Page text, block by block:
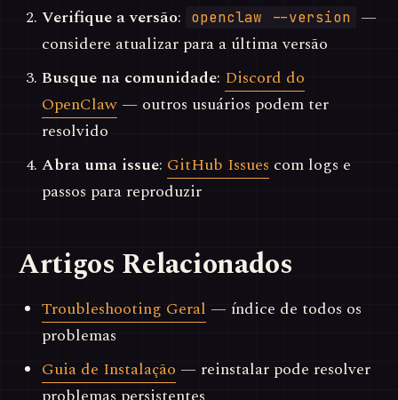
Verifique a versão: openclaw --version
—
considere atualizar para a última versão
Busque na comunidade: Discord do
OpenClaw — outros usuários podem ter
resolvido
Abra uma issue: GitHub Issues com logs e
passos para reproduzir
Artigos Relacionados
Troubleshooting Geral — índice de todos os
problemas
Guia de Instalação — reinstalar pode resolver